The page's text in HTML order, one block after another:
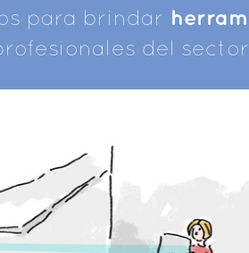
para brindar
del